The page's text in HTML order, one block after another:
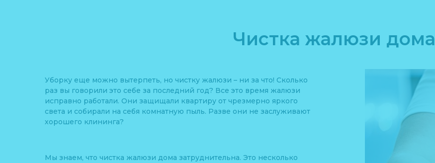
Чистка жалюзи дома
Уборку еще можно вытерпеть, но чистку жалюзи – ни за что! Сколько
раз вы говорили это себе за последний год? Все это время жалюзи
исправно работали. Они защищали квартиру от чрезмерно яркого
света и собирали на себя комнатную пыль. Разве они не заслуживают
хорошего клининга?
Мы знаем, что чистка жалюзи дома затруднительна. Это несколько